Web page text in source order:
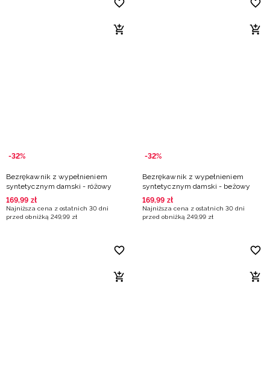
-32%
Bezrękawnik z wypełnieniem
syntetycznym damski - różowy
169,99 zł
Najniższa cena z ostatnich 30 dni
przed obniżką 249,99 zł
-32%
Bezrękawnik z wypełnieniem
syntetycznym damski - beżowy
169,99 zł
Najniższa cena z ostatnich 30 dni
przed obniżką 249,99 zł